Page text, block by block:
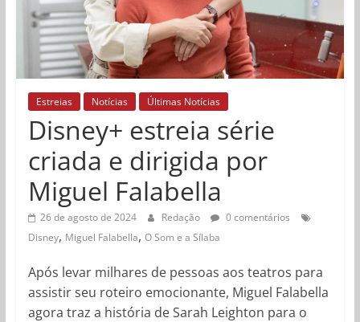
Estreias Notícias Últimas Notícias
Disney+ estreia série
criada e dirigida por
Miguel Falabella
26 de agosto de 2024 Redação
0 comentários
Disney, Miguel Falabella, O Som e a Sílaba
Após levar milhares de pessoas aos teatros para
assistir seu roteiro emocionante, Miguel Falabella
agora traz a história de Sarah Leighton para o